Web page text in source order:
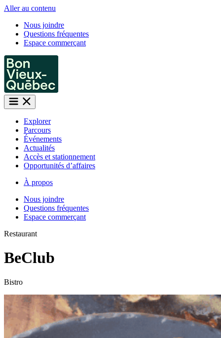
Aller au contenu
Nous joindre
Questions fréquentes
Espace commerçant
Explorer
Parcours
Événements
Actualités
Accès et stationnement
Opportunités d’affaires
À propos
Nous joindre
Questions fréquentes
Espace commerçant
Restaurant
BeClub
Bistro